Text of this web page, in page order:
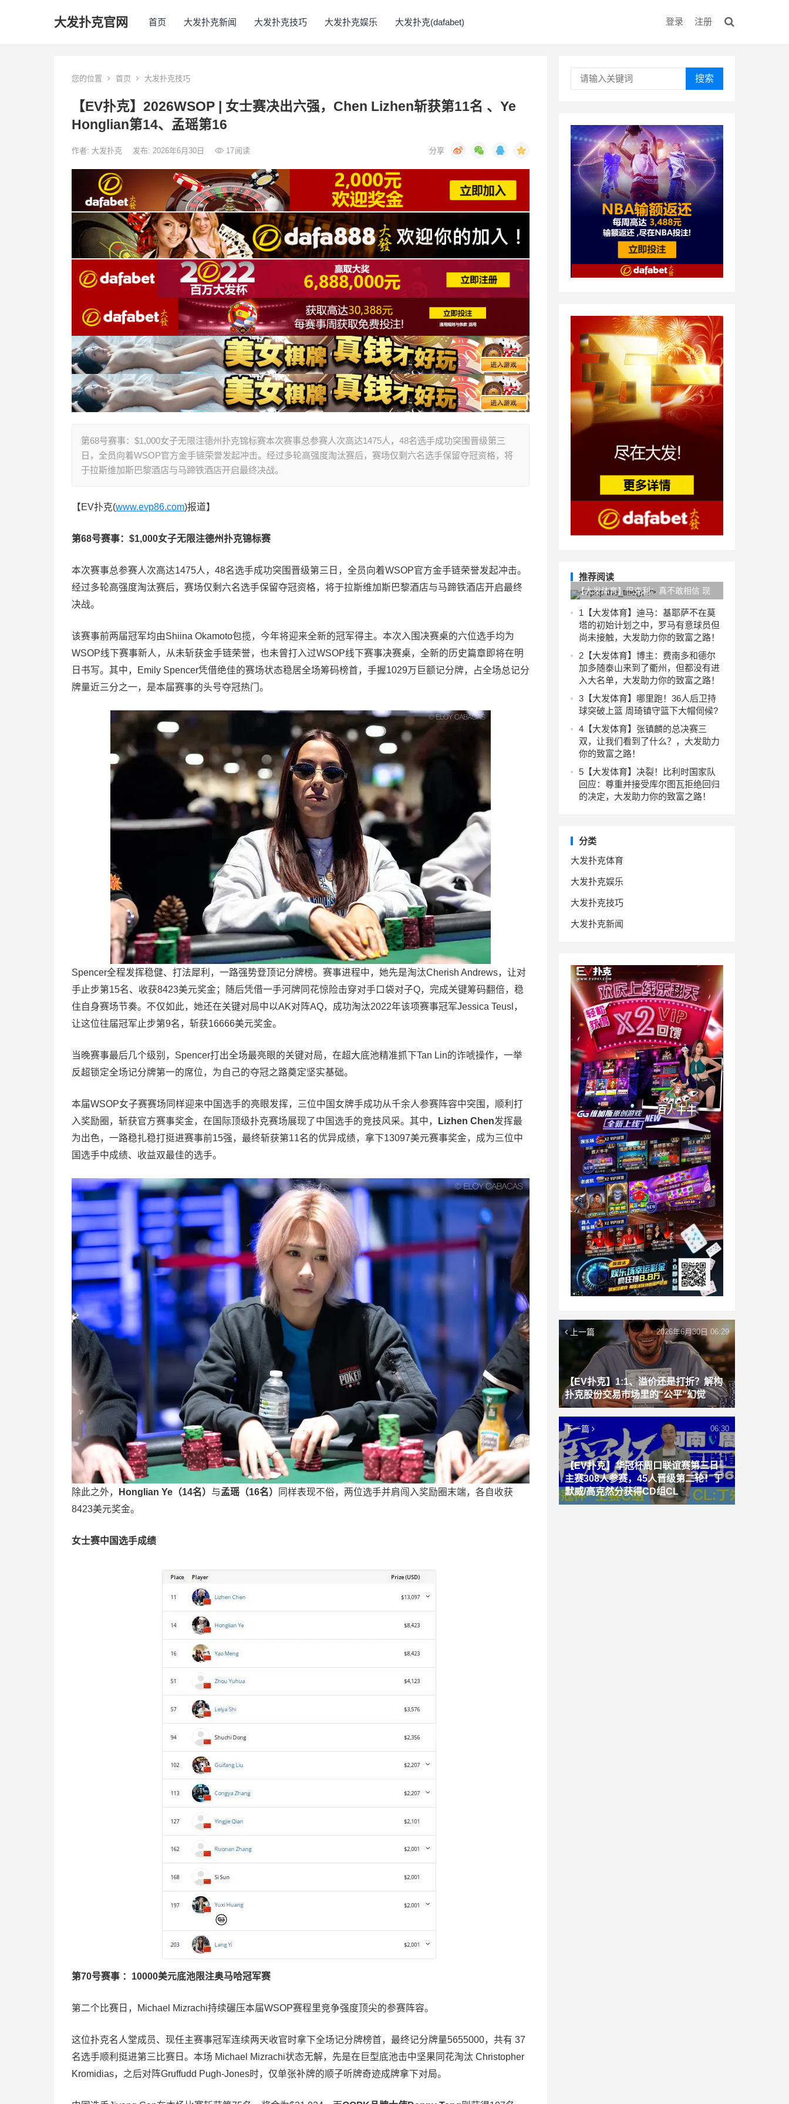
大发扑克官网 首页 大发扑克新闻 大发扑克技巧 大发扑克娱乐 大发扑克(dafabet) 登录 注册
您的位置 首页 大发扑克技巧
【EV扑克】2026WSOP | 女士赛决出六强，Chen Lizhen斩获第11名 、Ye
Honglian第14、孟瑶第16
作者: 大发扑克 发布: 2026年6月30日 17阅读
第68号赛事：$1,000女子无限注德州扑克锦标赛本次赛事总参赛人次高达1475人，48名选手成功突围晋级第三
日，全员向着WSOP官方金手链荣誉发起冲击。经过多轮高强度淘汰赛后，赛场仅剩六名选手保留夺冠资格，将
于拉斯维加斯巴黎酒店与马蹄铁酒店开启最终决战。
【EV扑克(www.evp86.com)报道】
第68号赛事：$1,000女子无限注德州扑克锦标赛
本次赛事总参赛人次高达1475人，48名选手成功突围晋级第三日，全员向着WSOP官方金手链荣誉发起冲击。
经过多轮高强度淘汰赛后，赛场仅剩六名选手保留夺冠资格，将于拉斯维加斯巴黎酒店与马蹄铁酒店开启最终
决战。
该赛事前两届冠军均由Shiina Okamoto包揽，今年将迎来全新的冠军得主。本次入围决赛桌的六位选手均为
WSOP线下赛事新人，从未斩获金手链荣誉，也未曾打入过WSOP线下赛事决赛桌，全新的历史篇章即将在明
日书写。其中，Emily Spencer凭借绝佳的赛场状态稳居全场筹码榜首，手握1029万巨额记分牌，占全场总记分
牌量近三分之一，是本届赛事的头号夺冠热门。
Spencer全程发挥稳健、打法犀利，一路强势登顶记分牌榜。赛事进程中，她先是淘汰Cherish Andrews，让对
手止步第15名、收获8423美元奖金；随后凭借一手河牌同花惊险击穿对手口袋对子Q，完成关键筹码翻倍，稳
住自身赛场节奏。不仅如此，她还在关键对局中以AK对阵AQ，成功淘汰2022年该项赛事冠军Jessica Teusl，
让这位往届冠军止步第9名，斩获16666美元奖金。
当晚赛事最后几个级别，Spencer打出全场最亮眼的关键对局，在超大底池精准抓下Tan Lin的诈唬操作，一举
反超锁定全场记分牌第一的席位，为自己的夺冠之路奠定坚实基础。
本届WSOP女子赛赛场同样迎来中国选手的亮眼发挥，三位中国女牌手成功从千余人参赛阵容中突围，顺利打
入奖励圈，斩获官方赛事奖金，在国际顶级扑克赛场展现了中国选手的竞技风采。其中，
Lizhen Chen发挥最
为出色，一路稳扎稳打挺进赛事前15强，最终斩获第11名的优异成绩，拿下13097美元赛事奖金，成为三位中
国选手中成绩、收益双最佳的选手。
除此之外， Honglian Ye（14名） 与孟瑶（16名）
同样表现不俗，两位选手并肩闯入奖励圈末端，各自收获
8423美元奖金。
女士赛中国选手成绩
第70号赛事 ：10000美元底池限注奥马哈冠军赛
第二个比赛日，Michael Mizrachi持续碾压本届WSOP赛程里竞争强度顶尖的参赛阵容。
这位扑克名人堂成员、现任主赛事冠军连续两天收官时拿下全场记分牌榜首，最终记分牌量5655000，共有 37
名选手顺利挺进第三比赛日。本场 Michael Mizrachi状态无解，先是在巨型底池击中坚果同花淘汰 Christopher
Kromidias，之后对阵Gruffudd Pugh-Jones时，仅单张补牌的顺子听牌奇迹成牌拿下对局。
搜索
推荐阅读
【大发体育】巴克利：真不敢相信 现
在湖人的排名竟掉到雷霆下面了
1 【大发体育】迪马：基耶萨不在莫
塔的初始计划之中，罗马有意球员但
尚未接触，大发助力你的致富之路！
2 【大发体育】博主：费南多和德尔
加多随泰山来到了衢州，但都没有进
入大名单，大发助力你的致富之路！
3 【大发体育】哪里跑！36人后卫持
球突破上篮 周琦镇守篮下大帽伺候?️
4 【大发体育】张镇麟的总决赛三
双，让我们看到了什么？，大发助力
你的致富之路！
5 【大发体育】决裂！比利时国家队
回应：尊重并接受库尔图瓦拒绝回归
的决定，大发助力你的致富之路！
分类
大发扑克体育
大发扑克娱乐
大发扑克技巧
大发扑克新闻
上一篇
【EV扑克】1:1、溢价还是打折？解构
扑克股份交易市场里的“公平”幻觉
2026年6月30日 06:29
下一篇
【EV扑克】华冠杯周口联谊赛第三日║
主赛308人参赛，45人晋级第二轮！丁
默威/高克然分获得CD组CL
06:30